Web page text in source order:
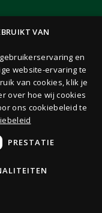
op het door jou opgegeven
VAN
en
website-ervaring te
van cookies, klik je
over hoe wij cookies
ons cookiebeleid te
PRESTATIE